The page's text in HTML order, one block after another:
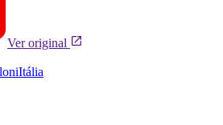
Ver original
Itália